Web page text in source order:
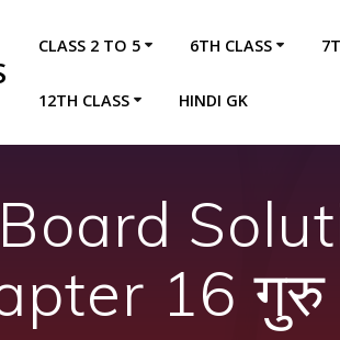
CLASS 2 TO 5 6TH CLASS
12TH CLASS HINDI GK
16 गुरु